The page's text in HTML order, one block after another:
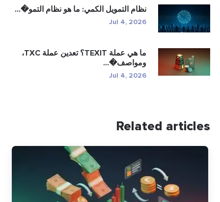
نظام التمويل الكمي: ما هو نظام التمو�...
Jul 4, 2026
ما هي عملة TEXIT؟ تعدين عملة TXC،
ومواصف�...
Jul 4, 2026
Related articles